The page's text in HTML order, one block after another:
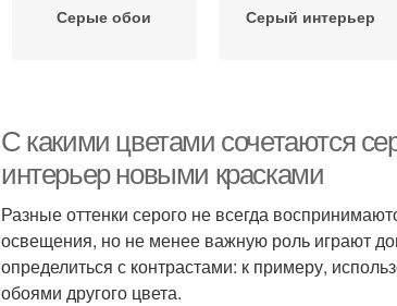
Серые обои Серый интерьер
С какими цветами сочетаются
интерьер новыми красками
Разные оттенки серого не всегда
освещения, но не менее важную роль играют
определиться с контрастами: к примеру,
обоями другого цвета.